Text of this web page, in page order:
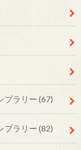
プラリー (67)
プラリー (82)